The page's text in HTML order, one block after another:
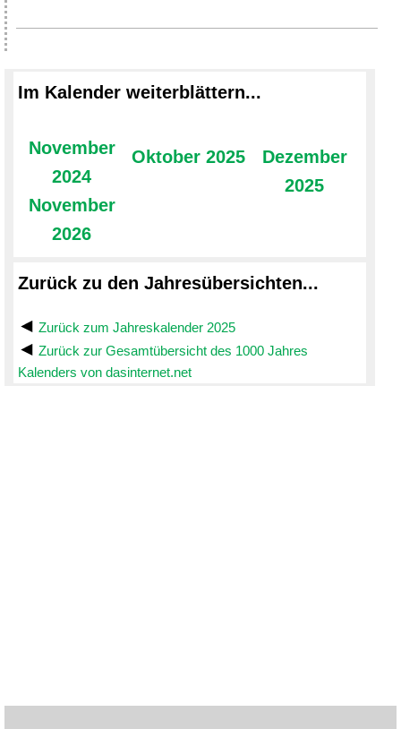
Im Kalender weiterblättern...
November
2024
November
2026
Oktober 2025
Dezember
2025
Zurück zu den Jahresübersichten...
Zurück zum Jahreskalender 2025
Zurück zur Gesamtübersicht des 1000 Jahres
Kalenders von dasinternet.net